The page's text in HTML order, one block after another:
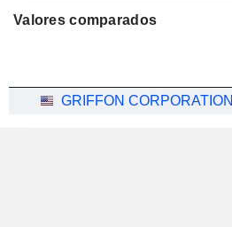
Valores comparados
GRIFFON CORPORATION